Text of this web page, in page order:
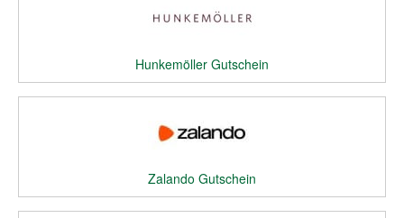
Hunkemöller Gutschein
Zalando Gutschein